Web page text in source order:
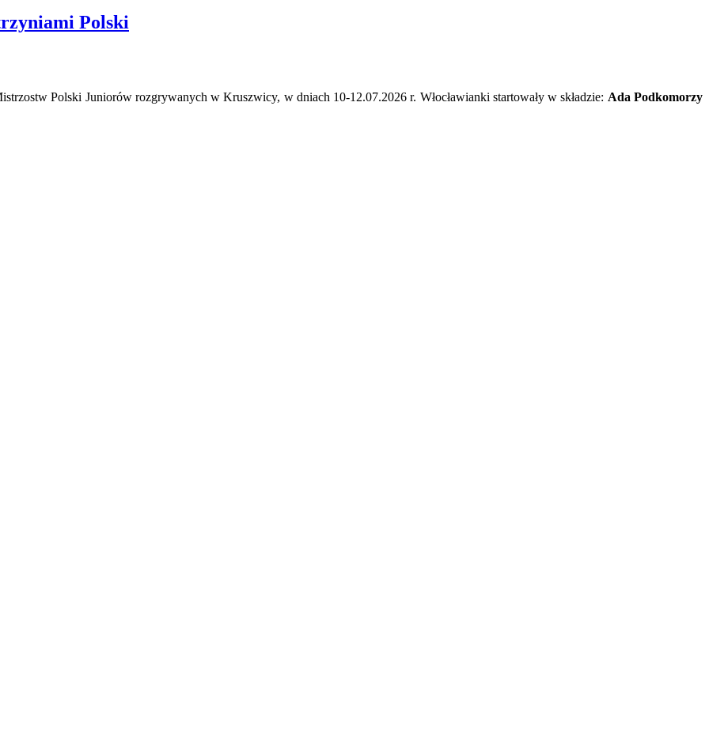
Polski
Polski Juniorów rozgrywanych w Kruszwicy, w dniach 10-12.07.2026 r. Włocławianki startowały w składzie: Ada Podkomorzy